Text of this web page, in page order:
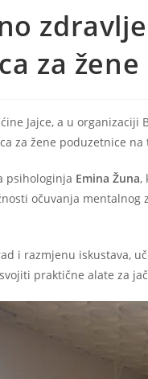
za
Jajce, a u organizaciji
za žene poduzetnice na
psihologinja Emina Žuna,
očuvanja
i razmjenu iskustava,
praktične alate za